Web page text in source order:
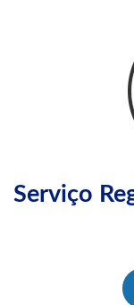
Serviço